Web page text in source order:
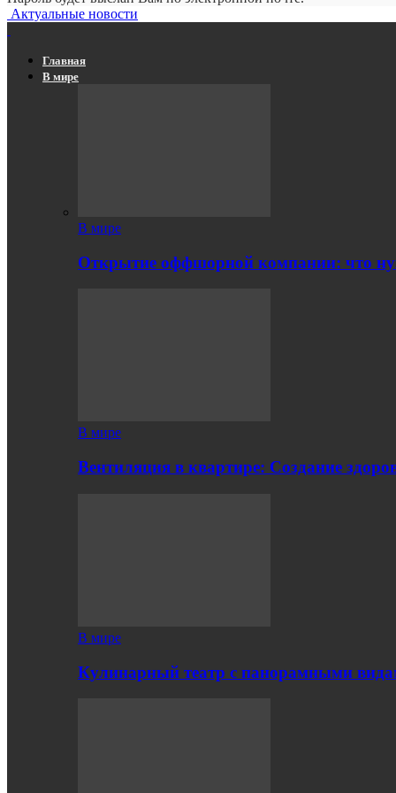
Актуальные новости
Главная
В мире
В мире
Открытие оффшорной компании: что
В мире
Вентиляция в квартире: Создание
В мире
Кулинарный театр с панорамными